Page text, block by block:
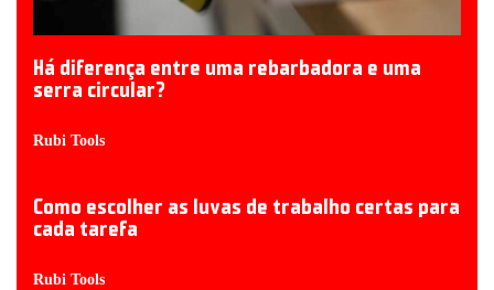
Há diferença entre uma rebarbadora e uma
serra circular?
Rubi Tools
Como escolher as luvas de trabalho certas para
cada tarefa
Rubi Tools